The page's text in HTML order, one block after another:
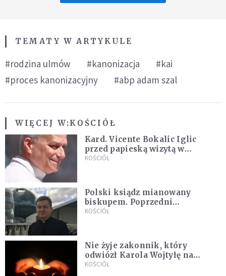
TEMATY W ARTYKULE
#rodzina ulmów #kanonizacja
#kai
#proces kanonizacyjny
#abp adam szal
WIĘCEJ W:KOŚCIÓŁ
Kard. Vicente Bokalic Iglic
przed papieską wizytą w
Argentynie: Nasz pokorny lud
KOŚCIÓŁ
Polski ksiądz mianowany
biskupem. Poprzedni
ordynariusz zrezygnował
KOŚCIÓŁ
Nie żyje zakonnik, który
odwiózł Karola Wojtyłę na
konklawe. Jan Paweł II nazywał
KOŚCIÓŁ